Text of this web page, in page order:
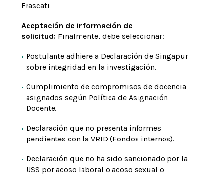
Frascati
Aceptación de información de
solicitud: Finalmente, debe seleccionar:
Postulante adhiere a Declaración de Singapur
sobre integridad en la investigación.
Cumplimiento de compromisos de docencia
asignados según Política de Asignación
Docente.
Declaración que no presenta informes
pendientes con la VRID (Fondos internos).
Declaración que no ha sido sancionado por la
USS por acoso laboral o acoso sexual o